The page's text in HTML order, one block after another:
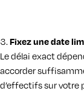
Fixez une date
Le délai exact
accorder
d’effectifs sur votre